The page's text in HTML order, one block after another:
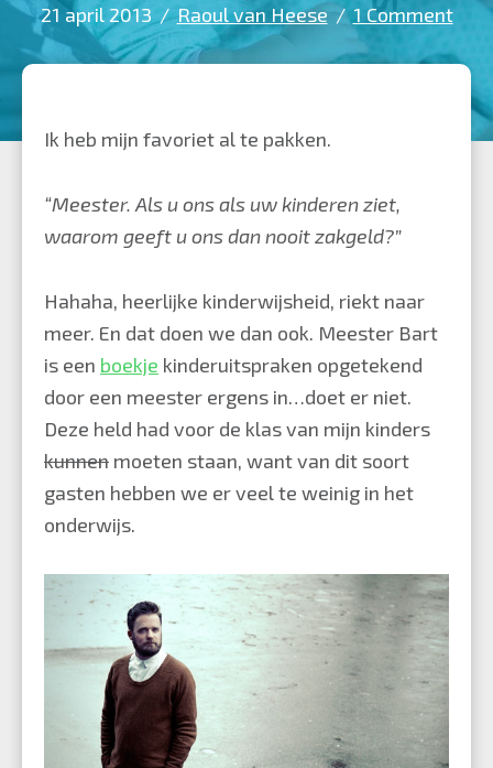
21 april 2013 / Raoul van Heese /1 Comment
Ik heb mijn favoriet al te pakken.
“Meester. Als u ons als uw kinderen ziet,
waarom geeft u ons dan nooit zakgeld?”
Hahaha, heerlijke kinderwijsheid, riekt naar
meer. En dat doen we dan ook. Meester Bart
is een boekje kinderuitspraken opgetekend
door een meester ergens in…doet er niet.
Deze held had voor de klas van mijn kinders
kunnen moeten staan, want van dit soort
gasten hebben we er veel te weinig in het
onderwijs.